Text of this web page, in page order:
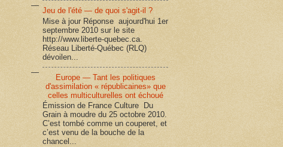
Jeu de l'été — de quoi s'agit-il ?
Mise à jour Réponse aujourd'hui 1er
septembre 2010 sur le site
http://www.liberte-quebec.ca.
Réseau Liberté-Québec (RLQ)
dévoilen...
Europe — Tant les politiques
d'assimilation « républicaines» que
celles multiculturelles ont échoué
Émission de France Culture Du
Grain à moudre du 25 octobre 2010.
C’est tombé comme un couperet, et
c’est venu de la bouche de la
chancel...